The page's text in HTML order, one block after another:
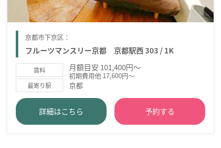
京都市下京区：
フルーツマンスリー京都 京都駅西 303 / 1K
賃料 月額目安 101,400円～
初期費用他 17,600円～
最寄り駅 京都
詳細はこちら 予約する